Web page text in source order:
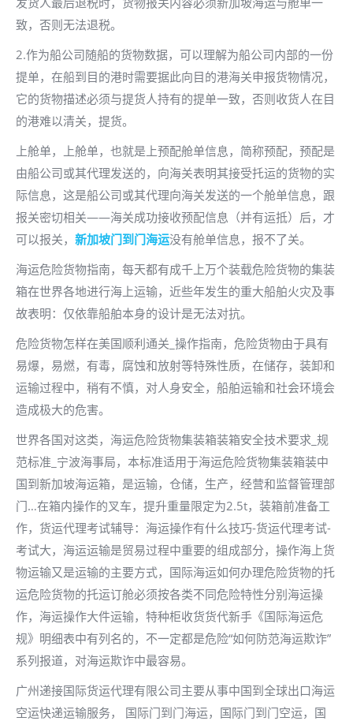
致，否则无法退税。
2.作为船公司随船的货物数据，可以理解为船公司内部的一份
提单，在船到目的港时需要据此向目的港海关申报货物情况，
它的货物描述必须与提货人持有的提单一致，否则收货人在目
的港难以清关，提货。
上舱单，上舱单，也就是上预配舱单信息，简称预配，预配是
由船公司或其代理发送的，向海关表明其接受托运的货物的实
际信息，这是船公司或其代理向海关发送的一个舱单信息，跟
报关密切相关——海关成功接收预配信息（并有运抵）后，才
可以报关， 新加坡门到门海运没有舱单信息，报不了关。
海运危险货物指南，每天都有成千上万个装载危险货物的集装
箱在世界各地进行海上运输，近些年发生的重大船舶火灾及事
故表明：仅依靠船舶本身的设计是无法对抗。
危险货物怎样在美国顺利通关_操作指南，危险货物由于具有
易爆，易燃，有毒，腐蚀和放射等特殊性质，在储存，装卸和
运输过程中，稍有不慎，对人身安全，船舶运输和社会环境会
造成极大的危害。
世界各国对这类，海运危险货物集装箱装箱安全技术要求_规
范标准_宁波海事局，本标准适用于海运危险货物集装箱装中
国到新加坡海运箱，是运输，仓储，生产，经营和监督管理部
门…在箱内操作的叉车，提升重量限定为2.5t，装箱前准备工
作，货运代理考试辅导：海运操作有什么技巧-货运代理考试-
考试大，海运运输是贸易过程中重要的组成部分，操作海上货
物运输又是运输的主要方式，国际海运如何办理危险货物的托
运危险货物的托运订舱必须按各类不同危险特性分别海运操
作，海运操作大件运输，特种柜收货货代新手《国际海运危
规》明细表中有列名的，不一定都是危险“如何防范海运欺诈”
系列报道，对海运欺诈中最容易。
广州递接国际货运代理有限公司主要从事中国到全球出口海运
空运快递运输服务， 国际门到门海运，国际门到门空运，国